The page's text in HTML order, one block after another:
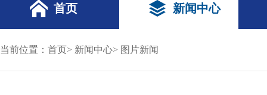
首页 新闻中心
当前位置： 首页> 新闻中心> 图片新闻